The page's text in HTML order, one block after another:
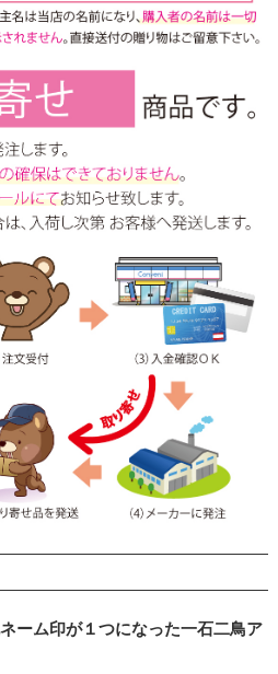
ーム印が１つになった一石二鳥ア